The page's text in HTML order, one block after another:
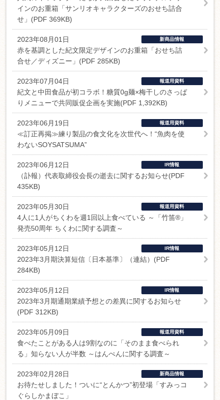
インのお重箱「サンリオキャラクターズのおせち詰合
せ」(PDF 369KB)
2023年08月01日 新商品情報
赤を基調とした紀文限定デザインのお重箱「おせち詰
合せ／ディズニー」(PDF 285KB)
2023年07月04日 報道用資料
紀文と中田食品が初コラボ！糖質0g麺×梅干しのさっぱ
りメニューで共同販促企画を実施(PDF 1,392KB)
2023年06月19日 報道用資料
≪訂正再掲≫練り製品の食文化を次世代へ！“魚肉を使
わないSOYSATSUMA”
2023年06月12日 IR情報
（訃報）代表取締役会長の逝去に関するお知らせ(PDF
435KB)
2023年05月30日 報道用資料
4人に1人がちくわを週1回以上食べている ～「竹笛®」
発売50周年 ちくわに関する調査～
2023年05月12日 IR情報
2023年3月期決算短信〔日本基準〕（連結）(PDF
284KB)
2023年05月12日 IR情報
2023年3月期通期業績予想との差異に関するお知らせ
(PDF 312KB)
2023年05月09日 報道用資料
食べたことがある人は9割なのに「そのまま食べられ
る」知らない人が半数 ～はんぺんに関する調査～
2023年02月28日 新商品情報
お待たせしました！ついに“とんかつ”初登場「すみっコ
ぐらしかまぼこ」